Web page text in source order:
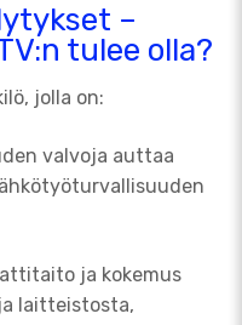
–
tulee olla?
jolla on:
valvoja auttaa
ja kokemus
laitteistosta,